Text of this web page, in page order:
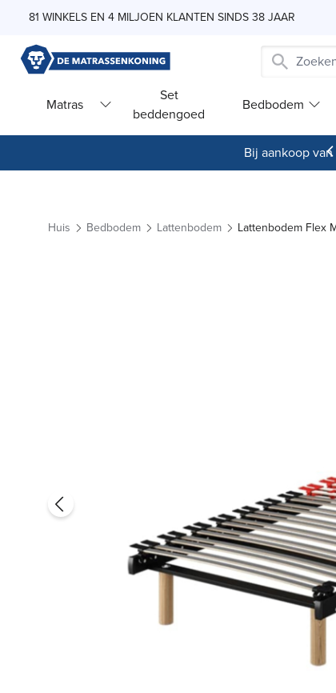
Skip to Content
81 WINKELS EN 4 MILJOEN KLANTEN SINDS 38 JAAR
Matras
Set
beddengoed
Bedbodem
Bij aankoop
Huis Bedbodem Lattenbodem Lattenbodem Flex